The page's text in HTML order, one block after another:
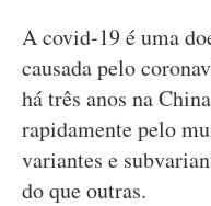
A covid-19 é uma
causada pelo
há três anos na
rapidamente pelo
variantes e
do que outras.